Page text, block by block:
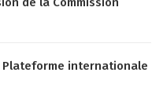
internationale